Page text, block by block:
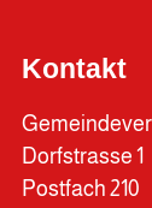
Kontakt
Dorfstrasse 1
Postfach 210